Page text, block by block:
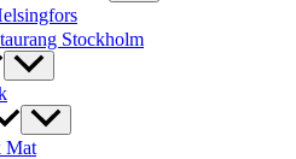
Stockholm
Mat